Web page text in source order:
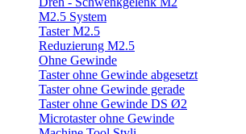
M2.5 System
Taster M2.5
Reduzierung M2.5
Ohne Gewinde
Taster ohne Gewinde abgesetzt
Taster ohne Gewinde gerade
Taster ohne Gewinde DS Ø2
Microtaster ohne Gewinde